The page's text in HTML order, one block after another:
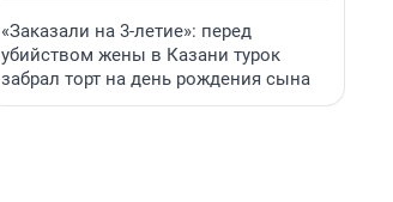
«Заказали на 3-летие»: перед
убийством жены в Казани турок
забрал торт на день рождения сына